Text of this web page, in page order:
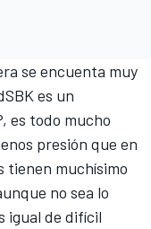
se encuenta muy
es un
, es todo mucho
presión que en
tienen muchísimo
no sea lo
igual de difícil